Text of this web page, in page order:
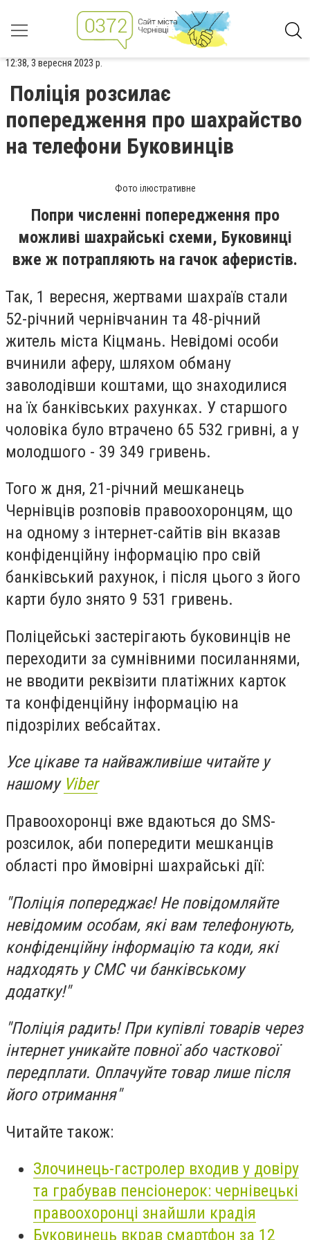
12:38, 3 вересня 2023 р.
Поліція розсилає
попередження про шахрайство
на телефони Буковинців
Фото ілюстративне
Попри численні попередження про
можливі шахрайські схеми, Буковинці
вже ж потрапляють на гачок аферистів.
Так, 1 вересня, жертвами шахраїв стали
52-річний чернівчанин та 48-річний
житель міста Кіцмань. Невідомі особи
вчинили аферу, шляхом обману
заволодівши коштами, що знаходилися
на їх банківських рахунках. У старшого
чоловіка було втрачено 65 532 гривні, а у
молодшого - 39 349 гривень.
Того ж дня, 21-річний мешканець
Чернівців розповів правоохоронцям, що
на одному з інтернет-сайтів він вказав
конфіденційну інформацію про свій
банківський рахунок, і після цього з його
карти було знято 9 531 гривень.
Поліцейські застерігають буковинців не
переходити за сумнівними посиланнями,
не вводити реквізити платіжних карток
та конфіденційну інформацію на
підозрілих вебсайтах.
Усе цікаве та найважливіше читайте у
нашому Viber
Правоохоронці вже вдаються до SMS-
розсилок, аби попередити мешканців
області про ймовірні шахрайські дії:
"Поліція попереджає! Не повідомляйте
невідомим особам, які вам телефонують,
конфіденційну інформацію та коди, які
надходять у СМС чи банківському
додатку!"
"Поліція радить! При купівлі товарів через
інтернет уникайте повної або часткової
передплати. Оплачуйте товар лише після
його отримання"
Читайте також:
Злочинець-гастролер входив у довіру
та грабував пенсіонерок: чернівецькі
правоохоронці знайшли крадія
Буковинець вкрав смартфон за 12